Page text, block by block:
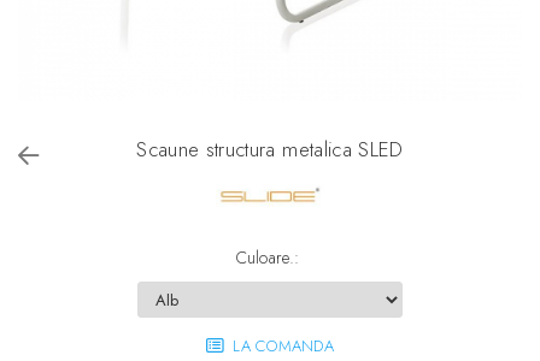
Scaune structura metalica SLED
Culoare.:
LA COMANDA